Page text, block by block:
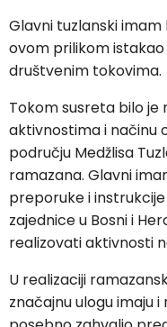
Glavni tuzlanski
ovom prilikom
društvenim tokovima.
Tokom susreta bilo je
aktivnostima i načinu
području Medžlisa
ramazana. Glavni
preporuke i
zajednice u Bosni i
realizovati aktivnosti
U realizaciji
značajnu ulogu imaju i